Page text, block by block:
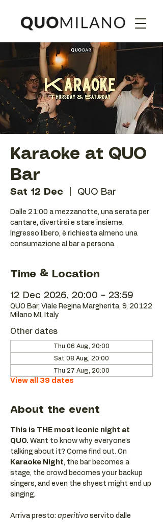
Karaoke at QUO
Bar
Sat 12 Dec QUO Bar
Dalle 21:00 a mezzanotte, una serata per
cantare, divertirsi e stare insieme.
Ingresso libero, è richiesta almeno una
consumazione al bar a persona.
Time & Location
12 Dec 2026, 20:00 – 23:59
QUO Bar, Viale Regina Margherita, 9, 20122
Milano MI, Italy
Other dates
Thu 06 Aug, 20:00
Sat 08 Aug, 20:00
Thu 27 Aug, 20:00
View all 39 dates
About the event
This is THE most iconic night at
QUO. Want to know why everyone’s
talking about it? Come find out. On
Karaoke Night, the bar becomes a
stage, the crowd becomes your backup
singers, and even the shyest might end up
singing.
Arriva presto: aperitivo servito dalle